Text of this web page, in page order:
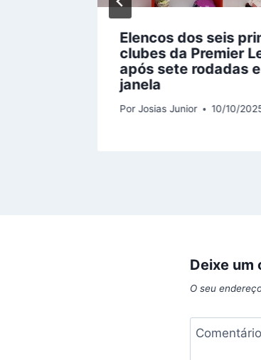
Elencos dos seis
clubes da Premier
após sete rodadas
janela
PorJosias Junior 10/10/
Deixe um
O seu
Comentário